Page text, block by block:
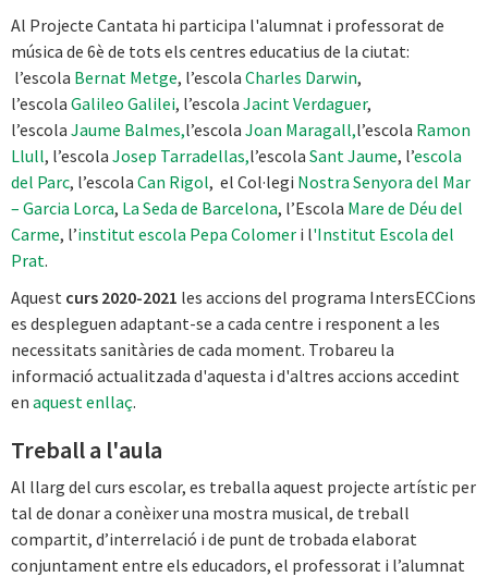
Al Projecte Cantata hi participa l'alumnat i professorat de
música de 6è de tots els centres educatius de la ciutat:
l’escola Bernat Metge, l’escola Charles Darwin,
l’escola Galileo Galilei, l’escola Jacint Verdaguer,
l’escola Jaume Balmes,l’escola Joan Maragall,l’escola Ramon
Llull, l’escola Josep Tarradellas,l’escola Sant Jaume, l’escola
del Parc, l’escola Can Rigol, el Col·legi Nostra Senyora del Mar
– Garcia Lorca, La Seda de Barcelona, l’Escola Mare de Déu del
Carme, l’institut escola Pepa Colomer i l'Institut Escola del
Prat.
Aquest curs 2020-2021 les accions del programa IntersECCions
es despleguen adaptant-se a cada centre i responent a les
necessitats sanitàries de cada moment. Trobareu la
informació actualitzada d'aquesta i d'altres accions accedint
en aquest enllaç.
Treball a l'aula
Al llarg del curs escolar, es treballa aquest projecte artístic per
tal de donar a conèixer una mostra musical, de treball
compartit, d’interrelació i de punt de trobada elaborat
conjuntament entre els educadors, el professorat i l’alumnat